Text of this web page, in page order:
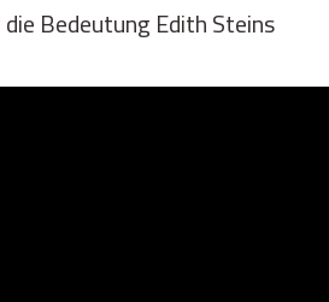
Bedeutung Edith Steins